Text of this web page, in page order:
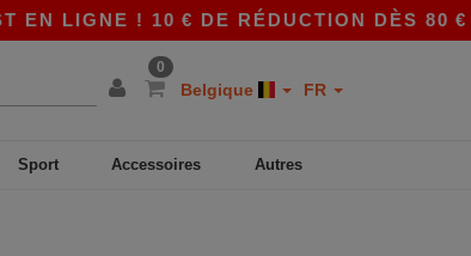
! 10 € DE RÉDUCTION DÈS 80 €
0
Belgique FR
Sport Accessoires Autres